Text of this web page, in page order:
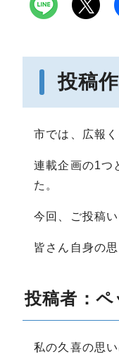
投稿
市では、広報
連載企画の1つ
た。
今回、ご投稿
皆さん自身の
投稿者：
私の久喜の思